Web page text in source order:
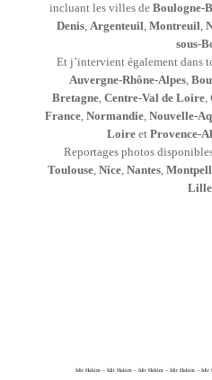
incluant les villes de Boulogne-
Denis, Argenteuil, Montreuil,
sous-
Et j’intervient également dans
Auvergne-Rhône-Alpes,
Bretagne, Centre-Val de Loire,
France, Normandie, Nouvelle-
Loireet Provence-
Reportages photos
Toulouse, Nice, Nantes,
Lille
Idir Hakim – Idir Hakim – Idir Hakim – Idir Hakim – Idir